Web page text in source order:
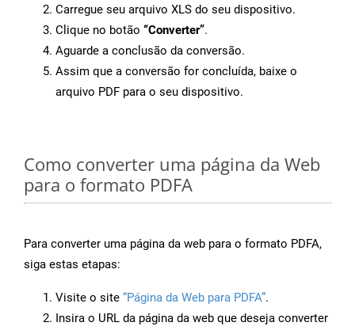
Carregue seu arquivo XLS do seu dispositivo.
Clique no botão “Converter”.
Aguarde a conclusão da conversão.
Assim que a conversão for concluída, baixe o
arquivo PDF para o seu dispositivo.
Como converter uma página da Web
para o formato PDFA
Para converter uma página da web para o formato PDFA,
siga estas etapas:
Visite o site “Página da Web para PDFA”.
Insira o URL da página da web que deseja converter